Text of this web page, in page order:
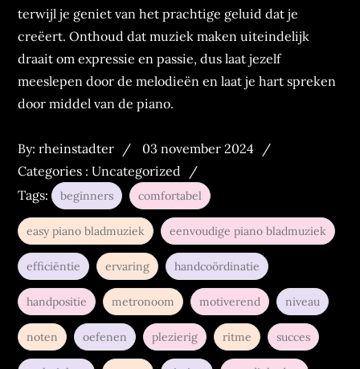
terwijl je geniet van het prachtige geluid dat je
creëert. Onthoud dat muziek maken uiteindelijk
draait om expressie en passie, dus laat jezelf
meeslepen door de melodieën en laat je hart spreken
door middel van de piano.
By:rheinstadter
Posted
on
03 november 2024
Categories :Uncategorized
Tags:
beginners comfortabel
easy piano bladmuziek eenvoudige piano bladmuziek
efficiëntie ervaring handcoördinatie
handpositie metronoom motiverend niveau
noten oefenen plezierig ritme succes